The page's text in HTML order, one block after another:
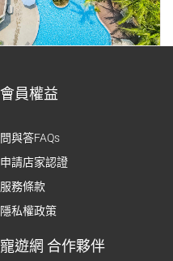
會員權益
問與答FAQs
申請店家認證
服務條款
隱私權政策
寵遊網 合作夥伴